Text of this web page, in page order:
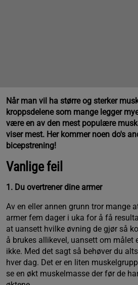
Når man vil ha større og sterker
kroppsdelene som mange legger
være en av den mest populære
viser mest. Her kommer noen do's
bicepstrening!
Vanlige feil
1. Du overtrener dine armer
Av en eller annen grunn tror mange
armer fem dager i uka for å få
at uansett hvilke øvning de gjør så
å brukes allikevel, uansett om målet
ikke. Med det sagt så behøver du
hver dag. Det er en liten
se en økt muskelmasse der før de